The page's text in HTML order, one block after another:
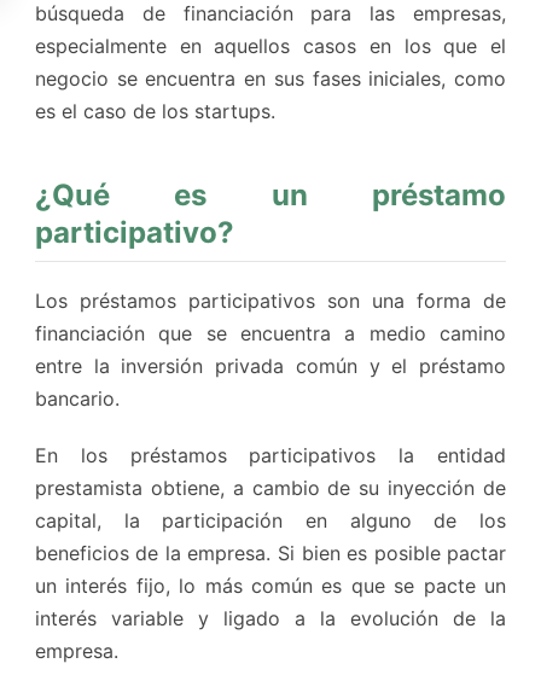
búsqueda de financiación para las empresas,
especialmente en aquellos casos en los que el
negocio se encuentra en sus fases iniciales, como
es el caso de los startups.
¿Qué es un préstamo
participativo?
Los préstamos participativos son una forma de
financiación que se encuentra a medio camino
entre la inversión privada común y el préstamo
bancario.
En los préstamos participativos la entidad
prestamista obtiene, a cambio de su inyección de
capital, la participación en alguno de los
beneficios de la empresa. Si bien es posible pactar
un interés fijo, lo más común es que se pacte un
interés variable y ligado a la evolución de la
empresa.